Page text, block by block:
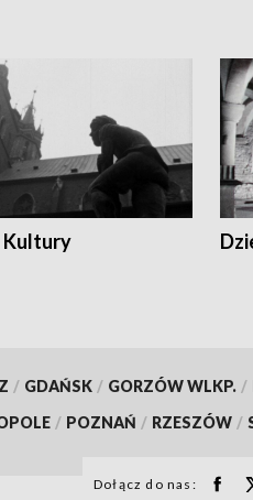
Kultury
/ GDAŃSK / GORZÓW WLKP. /
/ POZNAŃ / RZESZÓW /
Dołącz do nas: